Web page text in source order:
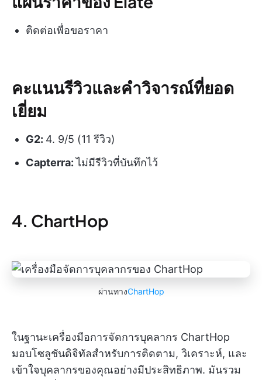
ติดต่อเพื่อขอราคา
คะแนนรีวิวและคำวิจารณ์ที่ยอด
เยี่ยม
G2: 4. 9/5 (11 รีวิว)
Capterra:ไม่มีรีวิวที่บันทึกไว้
4. ChartHop
ผ่านทางChartHop
ในฐานะเครื่องมือการจัดการบุคลากร ChartHop
มอบโซลูชันดิจิทัลสำหรับการติดตาม, วิเคราะห์, และ
เข้าใจบุคลากรของคุณอย่างมีประสิทธิภาพ. มันรวม